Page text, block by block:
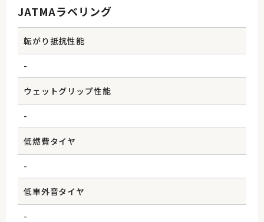
JATMAラベリング
転がり抵抗性能
-
ウェットグリップ性能
-
低燃費タイヤ
-
低車外音タイヤ
-